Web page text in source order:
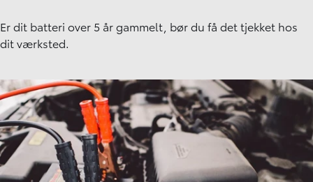
Er dit batteri over 5 år gammelt, bør du få det tjekket hos
dit værksted.